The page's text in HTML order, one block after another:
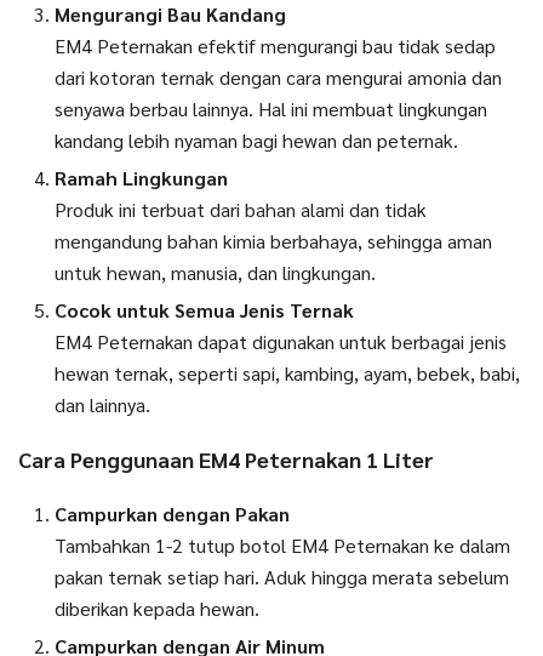
Mengurangi Bau Kandang
EM4 Peternakan efektif mengurangi bau tidak sedap
dari kotoran ternak dengan cara mengurai amonia dan
senyawa berbau lainnya. Hal ini membuat lingkungan
kandang lebih nyaman bagi hewan dan peternak.
Ramah Lingkungan
Produk ini terbuat dari bahan alami dan tidak
mengandung bahan kimia berbahaya, sehingga aman
untuk hewan, manusia, dan lingkungan.
Cocok untuk Semua Jenis Ternak
EM4 Peternakan dapat digunakan untuk berbagai jenis
hewan ternak, seperti sapi, kambing, ayam, bebek, babi,
dan lainnya.
Cara Penggunaan EM4 Peternakan 1 Liter
Campurkan dengan Pakan
Tambahkan 1-2 tutup botol EM4 Peternakan ke dalam
pakan ternak setiap hari. Aduk hingga merata sebelum
diberikan kepada hewan.
Campurkan dengan Air Minum